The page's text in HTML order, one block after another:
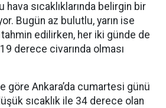
hava sıcaklıklarında belirgin bir
Bugün az bulutlu, yarın ise
edilirken, her iki günde de
derece civarında olması
göre Ankara’da cumartesi günü
sıcaklık ile 34 derece olan